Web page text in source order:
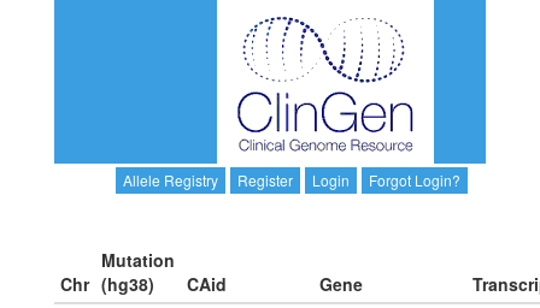
Allele Registry Register Login Forgot Login?
Chr
Mutation
(hg38)
CAid Gene